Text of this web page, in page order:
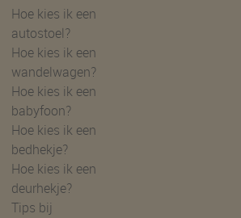
Hoe kies ik een
autostoel?
Hoe kies ik een
wandelwagen?
Hoe kies ik een
babyfoon?
Hoe kies ik een
bedhekje?
Hoe kies ik een
deurhekje?
Tips bij